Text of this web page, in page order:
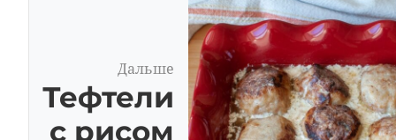
Дальше
Тефтели
с рисом